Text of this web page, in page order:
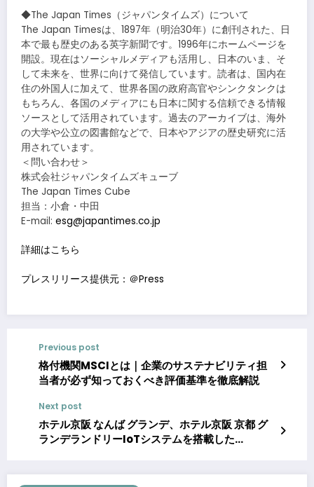
◆The Japan Times（ジャパンタイムズ）について
The Japan Timesは、1897年（明治30年）に創刊された、⽇
本で最も歴史のある英字新聞です。1996年にホームページを
開設。現在はソーシャルメディアも活⽤し、⽇本のいま、そ
して未来を、世界に向けて発信しています。読者は、国内在
住の外国⼈に加えて、世界各国の政府⾼官やシンクタンクは
もちろん、各国のメディアにも⽇本に関する信頼できる情報
ソースとして活⽤されています。過去のアーカイブは、海外
の⼤学や公⽴の図書館などで、⽇本やアジアの歴史研究に活
⽤されています。
＜問い合わせ＞
株式会社ジャパンタイムズキューブ
The Japan Times Cube
担当：小倉・中田
E-mail: esg@japantimes.co.jp
詳細はこちら
プレスリリース提供元：＠Press
Previous post
格付機関MSCIとは｜企業のサステナビリティ担
当者が必ず知っておくべき評価基準を徹底解説
Next post
ホテル京阪 なんば グランデ、ホテル京阪 京都 グ
ランデランドリーIoTシステムを搭載した